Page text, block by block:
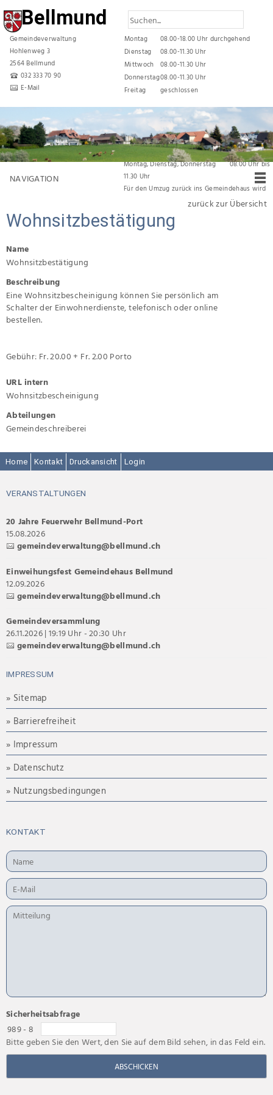
Bellmund
Gemeindeverwaltung
Hohlenweg 3
2564 Bellmund
032 333 70 90
E-Mail
Montag
08.00-18.00 Uhr durchgehend
Dienstag
08.00-11.30 Uhr
Mittwoch
08.00-11.30 Uhr
Donnerstag08.00-11.30 Uhr
Freitag
geschlossen
Reduzierte Öffnungszeiten während den
Sommerferien
vom 06. Juli 2026 bis und mit 31. Juli 2026 gelten
folgende Öffnungszeiten:
Montag, Dienstag, Donnerstag 08.00 Uhr bis
11.30 Uhr
Für den Umzug zurück ins Gemeindehaus wird
vom 03. August 2026 bis am
07. August 2026 durchgehend geschlossen
bleiben.
NAVIGATION
zurück zur Übersicht
Wohnsitzbestätigung
Name
Wohnsitzbestätigung
Beschreibung
Eine Wohnsitzbescheinigung können Sie persönlich am
Schalter der Einwohnerdienste, telefonisch oder online
bestellen.
Gebühr: Fr. 20.00 + Fr. 2.00 Porto
URL intern
Wohnsitzbescheinigung
Abteilungen
Gemeindeschreiberei
Home Kontakt Druckansicht Login
VERANSTALTUNGEN
20 Jahre Feuerwehr Bellmund-Port
15.08.2026
gemeindeverwaltung@bellmund.ch
Einweihungsfest Gemeindehaus Bellmund
12.09.2026
gemeindeverwaltung@bellmund.ch
Gemeindeversammlung
26.11.2026 | 19:19 Uhr - 20:30 Uhr
gemeindeverwaltung@bellmund.ch
IMPRESSUM
» Sitemap
» Barrierefreiheit
» Impressum
» Datenschutz
» Nutzungsbedingungen
KONTAKT
Sicherheitsabfrage
989 - 8
Bitte geben Sie den Wert, den Sie auf dem Bild sehen, in das Feld ein.
ABSCHICKEN